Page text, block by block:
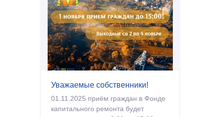
Уважаемые собственники!
01.11.2025 приём граждан в Фонде
капитального ремонта будет